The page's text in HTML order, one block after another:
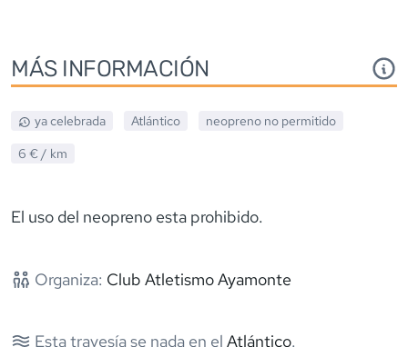
MÁS INFORMACIÓN
ya celebrada Atlántico neopreno no permitido
6 € / km
El uso del neopreno esta prohibido.
Organiza: Club Atletismo Ayamonte
Esta travesía se nada en el Atlántico.